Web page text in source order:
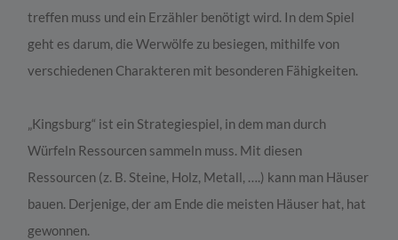
treffen muss und ein Erzähler benötigt wird. In dem Spiel
geht es darum, die Werwölfe zu besiegen, mithilfe von
verschiedenen Charakteren mit besonderen Fähigkeiten.
„Kingsburg“ ist ein Strategiespiel, in dem man durch
Würfeln Ressourcen sammeln muss. Mit diesen
Ressourcen (z. B. Steine, Holz, Metall, ….) kann man Häuser
bauen. Derjenige, der am Ende die meisten Häuser hat, hat
gewonnen.